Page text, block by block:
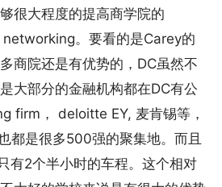
很大程度的提高商学院的
。要看的是Carey的
商院还是有优势的，DC虽然不
大部分的金融机构都在DC有公
firm， deloitte EY, 麦肯锡等，
都是很多500强的聚集地。而且
有2个半小时的车程。这个相对